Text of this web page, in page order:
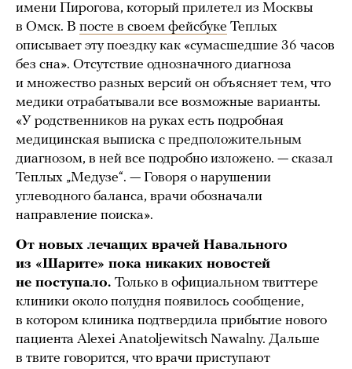
имени Пирогова, который прилетел из Москвы
в Омск. В посте в своем фейсбуке Теплых
описывает эту поездку как «сумасшедшие 36 часов
без сна». Отсутствие однозначного диагноза
и множество разных версий он объясняет тем, что
медики отрабатывали все возможные варианты.
«У родственников на руках есть подробная
медицинская выписка с предположительным
диагнозом, в ней все подробно изложено. — сказал
Теплых „Медузе“. — Говоря о нарушении
углеводного баланса, врачи обозначали
направление поиска».
От новых лечащих врачей Навального
из «Шарите» пока никаких новостей
не поступало. Только в официальном твиттере
клиники около полудня появилось сообщение,
в котором клиника подтвердила прибытие нового
пациента Alexei Anatoljewitsch Nawalny. Дальше
в твите говорится, что врачи приступают